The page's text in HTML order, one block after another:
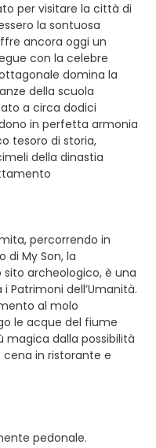
per visitare la città di
la sontuosa
ancora oggi un
con la celebre
domina la
della scuola
a circa dodici
in perfetta armonia
tesoro di storia,
della dinastia
percorrendo in
di My Son, la
archeologico, è una
Patrimoni dell’Umanità.
al molo
le acque del fiume
magica dalla possibilità
in ristorante e
pedonale.